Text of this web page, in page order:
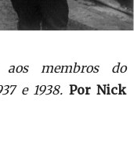
aos membros do
e 1938. Por Nick